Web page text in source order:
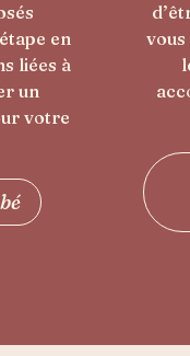
et
en